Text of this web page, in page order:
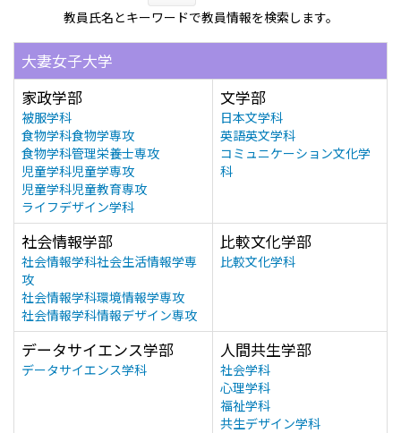
教員氏名とキーワードで教員情報を検索します。
大妻女子大学
家政学部
被服学科
食物学科食物学専攻
食物学科管理栄養士専攻
児童学科児童学専攻
児童学科児童教育専攻
ライフデザイン学科
文学部
日本文学科
英語英文学科
コミュニケーション文化学
科
社会情報学部
社会情報学科社会生活情報学専
攻
社会情報学科環境情報学専攻
社会情報学科情報デザイン専攻
比較文化学部
比較文化学科
データサイエンス学部
データサイエンス学科
人間共生学部
社会学科
心理学科
福祉学科
共生デザイン学科